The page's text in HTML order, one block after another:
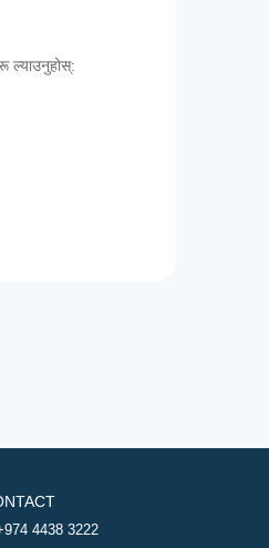
ल्याउनुहोस्:
4438 3222